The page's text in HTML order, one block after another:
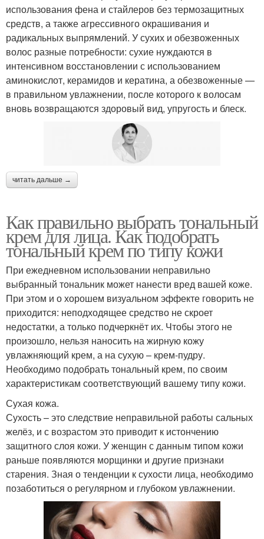
использования фена и стайлеров без термозащитных
средств, а также агрессивного окрашивания и
радикальных выпрямлений. У сухих и обезвоженных
волос разные потребности: сухие нуждаются в
интенсивном восстановлении с использованием
аминокислот, керамидов и кератина, а обезвоженные —
в правильном увлажнении, после которого к волосам
вновь возвращаются здоровый вид, упругость и блеск.
читать дальше →
Как правильно выбрать тональный
крем для лица. Как подобрать
тональный крем по типу кожи
При ежедневном использовании неправильно
выбранный тональник может нанести вред вашей коже.
При этом и о хорошем визуальном эффекте говорить не
приходится: неподходящее средство не скроет
недостатки, а только подчеркнёт их. Чтобы этого не
произошло, нельзя наносить на жирную кожу
увлажняющий крем, а на сухую – крем-пудру.
Необходимо подобрать тональный крем, по своим
характеристикам соответствующий вашему типу кожи.
Сухая кожа.
Сухость – это следствие неправильной работы сальных
желёз, и с возрастом это приводит к истончению
защитного слоя кожи. У женщин с данным типом кожи
раньше появляются морщинки и другие признаки
старения. Зная о тенденции к сухости лица, необходимо
позаботиться о регулярном и глубоком увлажнении.